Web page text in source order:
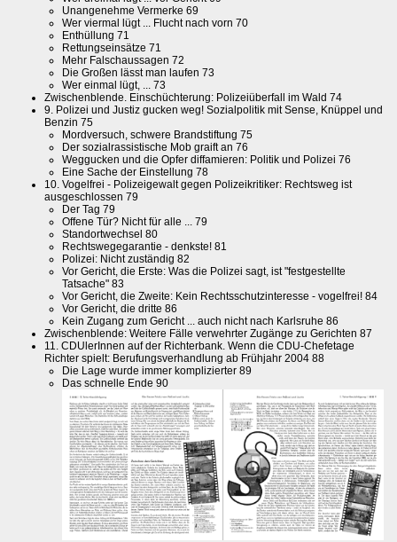
Unangenehme Vermerke 69
Wer viermal lügt ... Flucht nach vorn 70
Enthüllung 71
Rettungseinsätze 71
Mehr Falschaussagen 72
Die Großen lässt man laufen 73
Wer einmal lügt, ... 73
Zwischenblende. Einschüchterung: Polizeiüberfall im Wald 74
9. Polizei und Justiz gucken weg! Sozialpolitik mit Sense, Knüppel und
Benzin 75
Mordversuch, schwere Brandstiftung 75
Der sozialrassistische Mob graift an 76
Weggucken und die Opfer diffamieren: Politik und Polizei 76
Eine Sache der Einstellung 78
10. Vogelfrei - Polizeigewalt gegen Polizeikritiker: Rechtsweg ist
ausgeschlossen 79
Der Tag 79
Offene Tür? Nicht für alle ... 79
Standortwechsel 80
Rechtswegegarantie - denkste! 81
Polizei: Nicht zuständig 82
Vor Gericht, die Erste: Was die Polizei sagt, ist "festgestellte
Tatsache" 83
Vor Gericht, die Zweite: Kein Rechtsschutzinteresse - vogelfrei! 84
Vor Gericht, die dritte 86
Kein Zugang zum Gericht ... auch nicht nach Karlsruhe 86
Zwischenblende: Weitere Fälle verwehrter Zugänge zu Gerichten 87
11. CDUlerInnen auf der Richterbank. Wenn die CDU-Chefetage
Richter spielt: Berufungsverhandlung ab Frühjahr 2004 88
Die Lage wurde immer komplizierter 89
Das schnelle Ende 90